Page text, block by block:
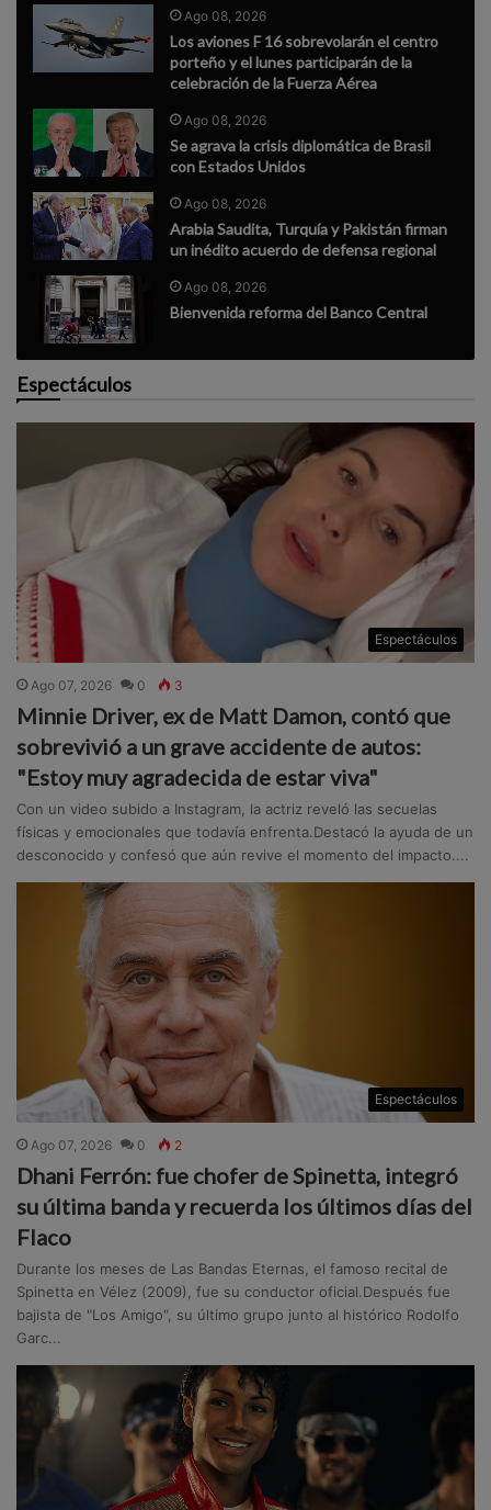
Ago 08, 2026
Los aviones F 16 sobrevolarán el centro
porteño y el lunes participarán de la
celebración de la Fuerza Aérea
Ago 08, 2026
Se agrava la crisis diplomática de Brasil
con Estados Unidos
Ago 08, 2026
Arabia Saudita, Turquía y Pakistán firman
un inédito acuerdo de defensa regional
Ago 08, 2026
Bienvenida reforma del Banco Central
Espectáculos
Espectáculos
Ago 07, 2026 0 3
Minnie Driver, ex de Matt Damon, contó que
sobrevivió a un grave accidente de autos:
"Estoy muy agradecida de estar viva"
Con un video subido a Instagram, la actriz reveló las secuelas
físicas y emocionales que todavía enfrenta.Destacó la ayuda de un
desconocido y confesó que aún revive el momento del impacto....
Espectáculos
Ago 07, 2026 0 2
Dhani Ferrón: fue chofer de Spinetta, integró
su última banda y recuerda los últimos días del
Flaco
Durante los meses de Las Bandas Eternas, el famoso recital de
Spinetta en Vélez (2009), fue su conductor oficial.Después fue
bajista de "Los Amigo", su último grupo junto al histórico Rodolfo
Garc...